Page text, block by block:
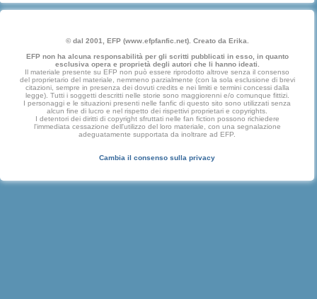
© dal 2001, EFP (www.efpfanfic.net). Creato da Erika.
EFP non ha alcuna responsabilità per gli scritti pubblicati in esso, in quanto
esclusiva opera e proprietà degli autori che li hanno ideati.
Il materiale presente su EFP non può essere riprodotto altrove senza il consenso
del proprietario del materiale, nemmeno parzialmente (con la sola esclusione di brevi
citazioni, sempre in presenza dei dovuti credits e nei limiti e termini concessi dalla
legge). Tutti i soggetti descritti nelle storie sono maggiorenni e/o comunque fittizi.
I personaggi e le situazioni presenti nelle fanfic di questo sito sono utilizzati senza
alcun fine di lucro e nel rispetto dei rispettivi proprietari e copyrights.
I detentori dei diritti di copyright sfruttati nelle fan fiction possono richiedere
l'immediata cessazione dell'utilizzo del loro materiale, con una segnalazione
adeguatamente supportata da inoltrare ad EFP.
Cambia il consenso sulla privacy